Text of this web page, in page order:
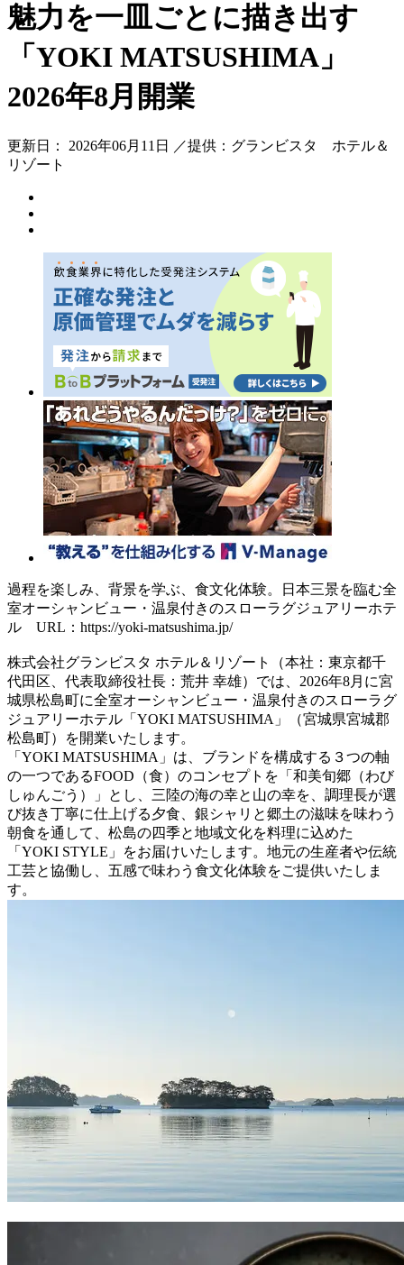
魅力を一皿ごとに描き出す
「YOKI MATSUSHIMA」
2026年8月開業
更新日： 2026年06月11日 ／提供：グランビスタ ホテル＆
リゾート
過程を楽しみ、背景を学ぶ、食文化体験。日本三景を臨む全
室オーシャンビュー・温泉付きのスローラグジュアリーホテ
ル URL：https://yoki-matsushima.jp/
株式会社グランビスタ ホテル＆リゾート（本社：東京都千
代田区、代表取締役社長：荒井 幸雄）では、2026年8月に宮
城県松島町に全室オーシャンビュー・温泉付きのスローラグ
ジュアリーホテル「YOKI MATSUSHIMA」（宮城県宮城郡
松島町）を開業いたします。
「YOKI MATSUSHIMA」は、ブランドを構成する３つの軸
の一つであるFOOD（食）のコンセプトを「和美旬郷（わび
しゅんごう）」とし、三陸の海の幸と山の幸を、調理長が選
び抜き丁寧に仕上げる夕食、銀シャリと郷土の滋味を味わう
朝食を通して、松島の四季と地域文化を料理に込めた
「YOKI STYLE」をお届けいたします。地元の生産者や伝統
工芸と協働し、五感で味わう食文化体験をご提供いたしま
す。